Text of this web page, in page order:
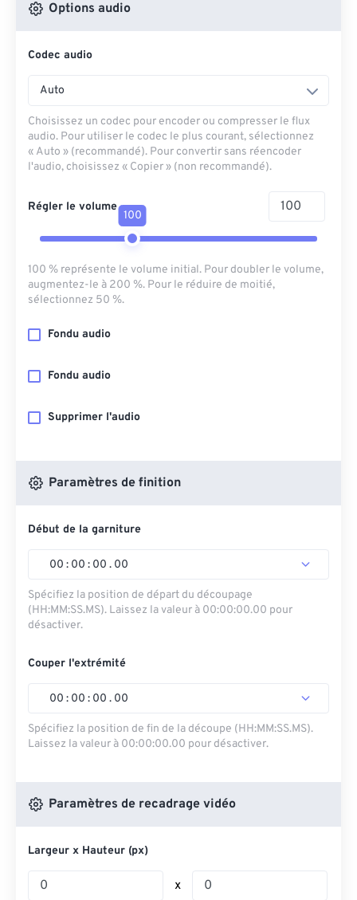
Options audio
Codec audio
Auto
Choisissez un codec pour encoder ou compresser le flux
audio. Pour utiliser le codec le plus courant, sélectionnez
« Auto » (recommandé). Pour convertir sans réencoder
l'audio, choisissez « Copier » (non recommandé).
Régler le volume
100
100 % représente le volume initial. Pour doubler le volume,
augmentez-le à 200 %. Pour le réduire de moitié,
sélectionnez 50 %.
Fondu audio
Fondu audio
Supprimer l'audio
Paramètres de finition
Début de la garniture
00 : 00 : 00 . 00
Spécifiez la position de départ du découpage
(HH:MM:SS.MS). Laissez la valeur à 00:00:00.00 pour
désactiver.
Couper l'extrémité
00 : 00 : 00 . 00
Spécifiez la position de fin de la découpe (HH:MM:SS.MS).
Laissez la valeur à 00:00:00.00 pour désactiver.
Paramètres de recadrage vidéo
Largeur x Hauteur (px)
x